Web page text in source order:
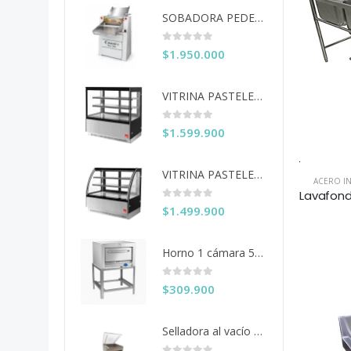
ACERO
SOBADORA PEDESTAL 60 CM COUSIÑO
0
$1.950.000
VITRINA PASTELERA ITA RECTA 150 CM
0
$1.599.900
VITRINA PASTELERA ITA CURVA 150 CM
0
$1.499.900
Horno 1 cámara 50x50 Ventus
0
$309.900
Selladora al vacío 40 cms. KDZ-400/2F